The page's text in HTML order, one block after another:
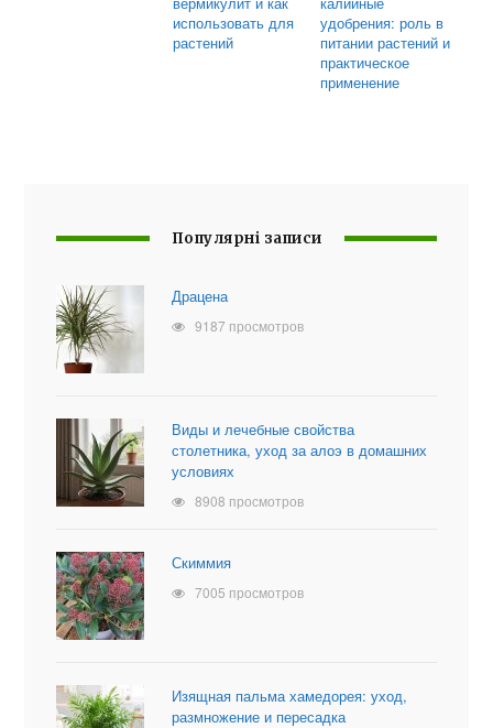
использовать для
растений
удобрения: роль в
питании растений и
практическое
применение
Популярні записи
Драцена
9187 просмотров
Виды и лечебные свойства
столетника, уход за алоэ в домашних
условиях
8908 просмотров
Скиммия
7005 просмотров
Изящная пальма хамедорея: уход,
размножение и пересадка